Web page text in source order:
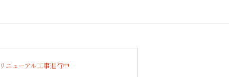
リニューアル工事進行中